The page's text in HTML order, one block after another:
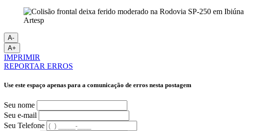
Artesp
A-
A+
IMPRIMIR
REPORTAR ERROS
Use este espaço apenas para a comunicação de erros nesta postagem
Seu nome
Seu e-mail
Seu Telefone